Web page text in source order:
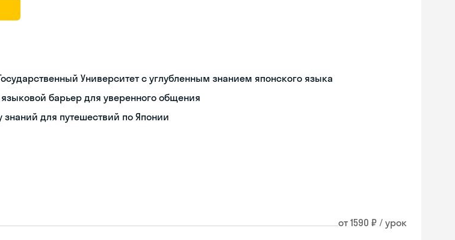
Университет с углубленным знанием японского языка
барьер для уверенного общения
знаний для путешествий по Японии
от 1590 ₽ / урок